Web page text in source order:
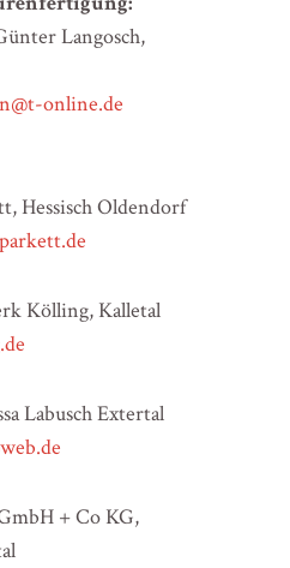
Langosch,
online.de
Hessisch Oldendorf
Kölling, Kalletal
Labusch Extertal
+ Co KG,